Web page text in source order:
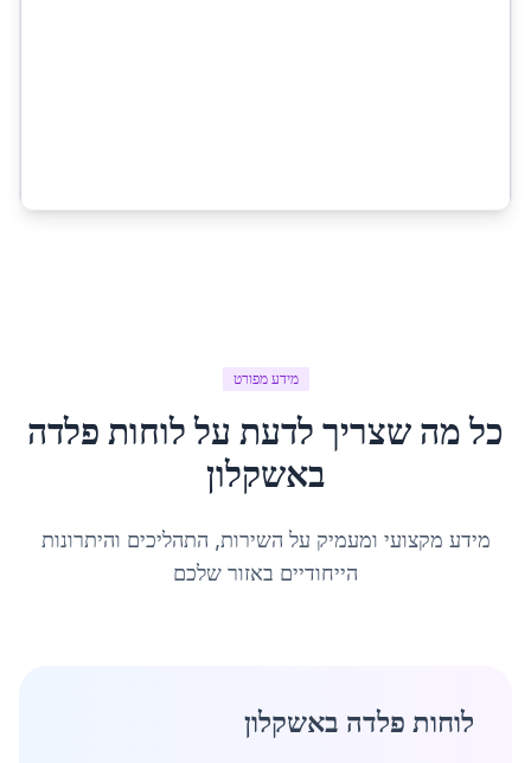
מידע מפורט
כל מה שצריך לדעת עללוחות פלדה
באשקלון
מידע מקצועי ומעמיק על השירות, התהליכים והיתרונות
הייחודיים באזור שלכם
לוחות פלדה באשקלון